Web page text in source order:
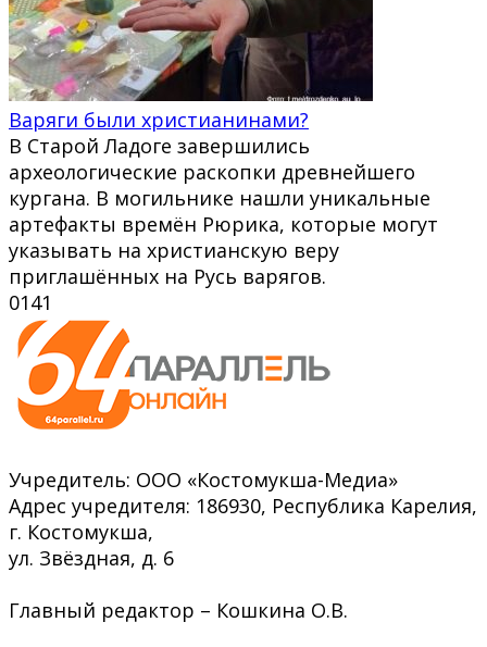
Варяги были христианинами?
В Старой Ладоге завершились
археологические раскопки древнейшего
кургана. В могильнике нашли уникальные
артефакты времён Рюрика, которые могут
указывать на христианскую веру
приглашённых на Русь варягов.
0141
Учредитель: ООО «Костомукша-Медиа»
Адрес учредителя: 186930, Республика Карелия,
г. Костомукша,
ул. Звёздная, д. 6
Главный редактор – Кошкина О.В.